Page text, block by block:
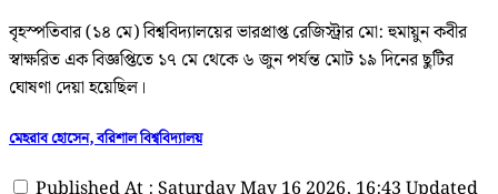
বৃহস্পতিবার (১৪ মে) বিশ্ববিদ্যালয়ের ভারপ্রাপ্ত রেজিস্ট্রার মো: হুমায়ুন কবীর
স্বাক্ষরিত এক বিজ্ঞপ্তিতে ১৭ মে থেকে ৬ জুন পর্যন্ত মোট ১৯ দিনের ছুটির
ঘোষণা দেয়া হয়েছিল।
মেহরাব হোসেন, বরিশাল বিশ্ববিদ্যালয়